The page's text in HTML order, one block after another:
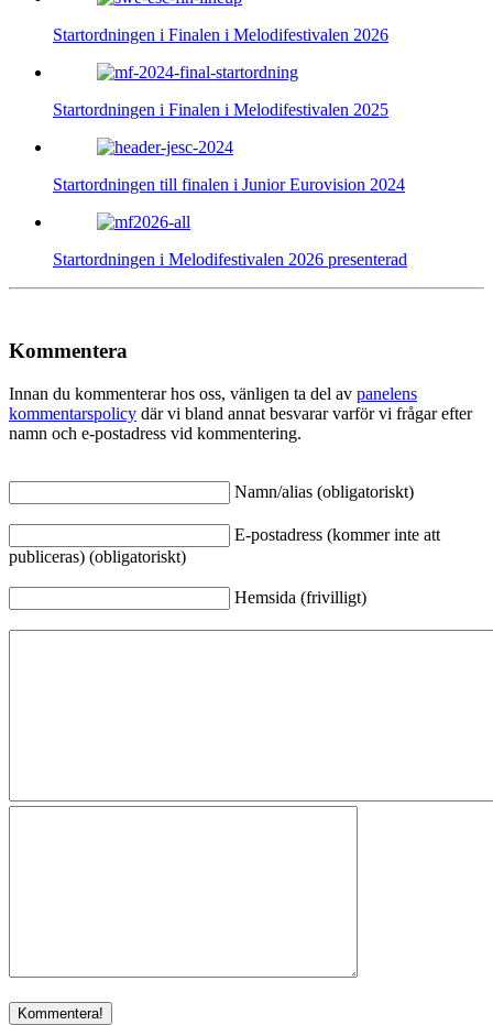
Startordningen i Finalen i Melodifestivalen 2026
Startordningen i Finalen i Melodifestivalen 2025
Startordningen till finalen i Junior Eurovision 2024
Startordningen i Melodifestivalen 2026 presenterad
Kommentera
Innan du kommenterar hos oss, vänligen ta del av panelens
kommentarspolicy där vi bland annat besvarar varför vi frågar efter
namn och e-postadress vid kommentering.
Namn/alias (obligatoriskt)
E-postadress (kommer inte att
publiceras) (obligatoriskt)
Hemsida (frivilligt)